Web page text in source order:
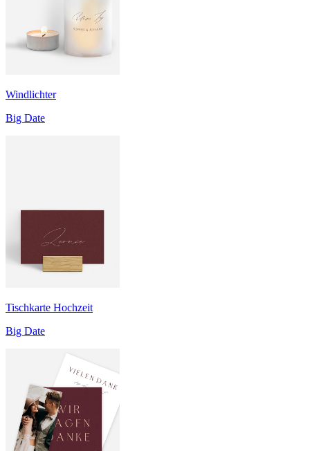
Windlichter
Big Date
Tischkarte Hochzeit
Big Date